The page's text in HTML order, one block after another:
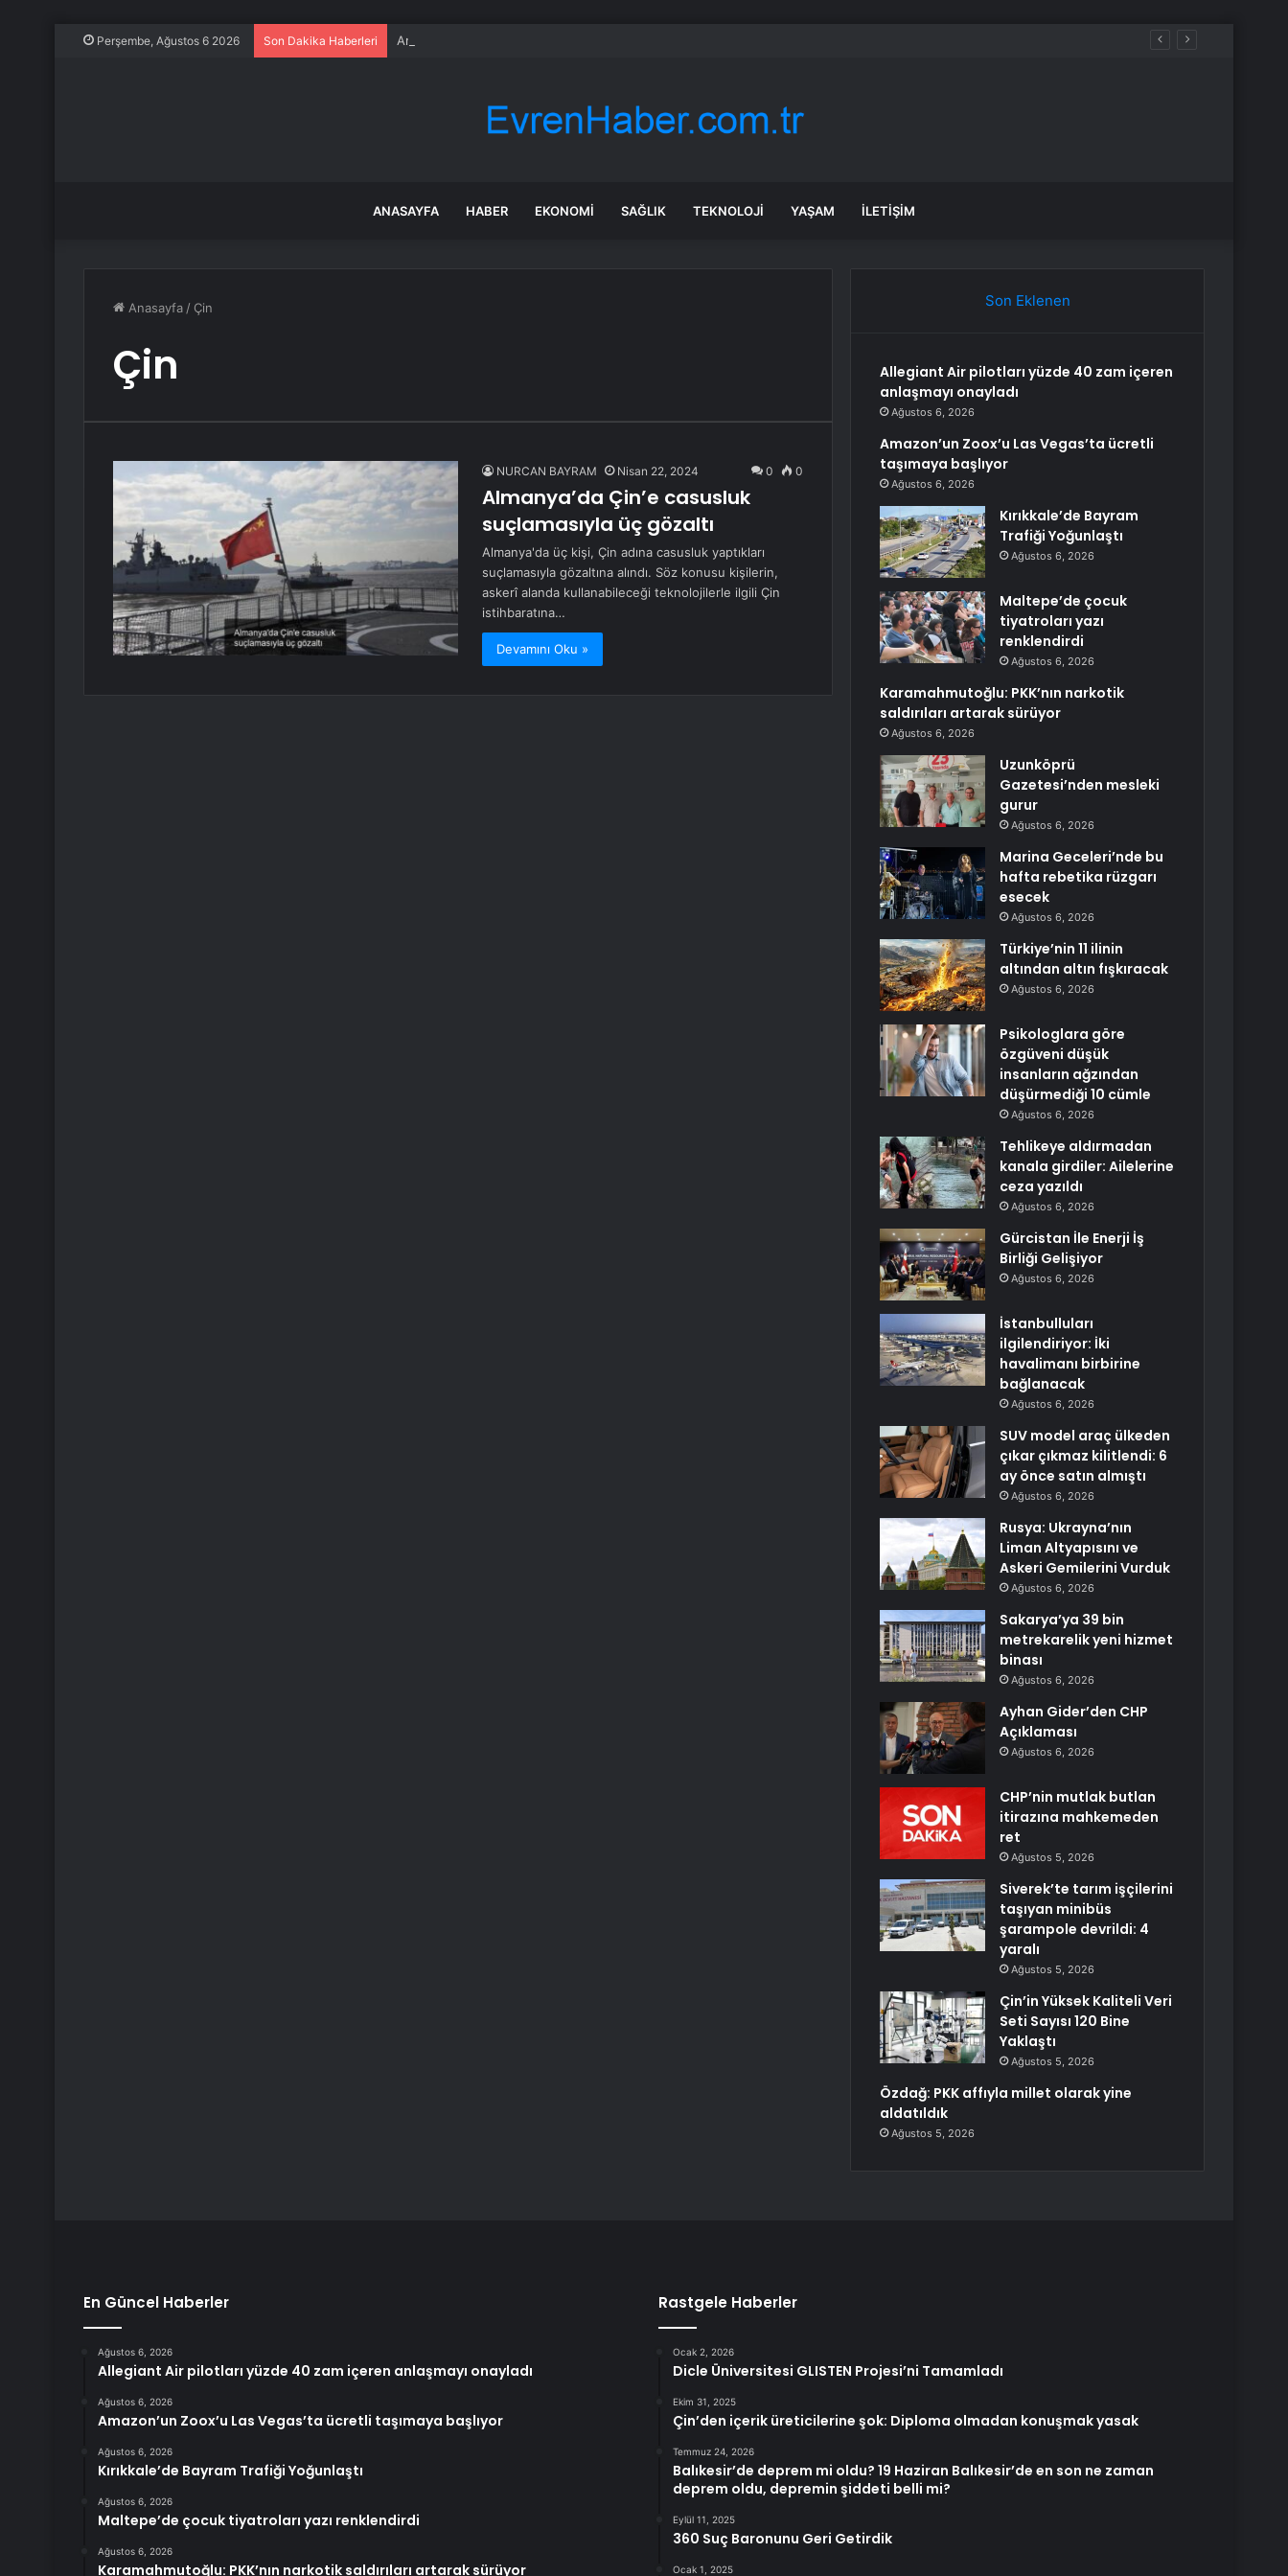
Perşembe, Ağustos 6 2026 Son Dakika Haberleri Amazon’un Zoox’u Las Vegas’ta ücretli taşımaya başlıyor
ANASAYFA HABER EKONOMI SAĞLIK TEKNOLOJI YAŞAM İLETIŞIM
Anasayfa / Çin
Çin
NURCAN BAYRAM Nisan 22, 2024 0 0
Almanya’da Çin’e casusluk
suçlamasıyla üç gözaltı
Almanya'da üç kişi, Çin adına casusluk yaptıkları
suçlamasıyla gözaltına alındı. Söz konusu kişilerin,
askerî alanda kullanabileceği teknolojilerle ilgili Çin
istihbaratına…
Devamını Oku »
Son Eklenen
Allegiant Air pilotları yüzde 40 zam içeren
anlaşmayı onayladı
Ağustos 6, 2026
Amazon’un Zoox’u Las Vegas’ta ücretli
taşımaya başlıyor
Ağustos 6, 2026
Kırıkkale’de Bayram
Trafiği Yoğunlaştı
Ağustos 6, 2026
Maltepe’de çocuk
tiyatroları yazı
renklendirdi
Ağustos 6, 2026
Karamahmutoğlu: PKK’nın narkotik
saldırıları artarak sürüyor
Ağustos 6, 2026
Uzunköprü
Gazetesi’nden mesleki
gurur
Ağustos 6, 2026
Marina Geceleri’nde bu
hafta rebetika rüzgarı
esecek
Ağustos 6, 2026
Türkiye’nin 11 ilinin
altından altın fışkıracak
Ağustos 6, 2026
Psikologlara göre
özgüveni düşük
insanların ağzından
düşürmediği 10 cümle
Ağustos 6, 2026
Tehlikeye aldırmadan
kanala girdiler: Ailelerine
ceza yazıldı
Ağustos 6, 2026
Gürcistan İle Enerji İş
Birliği Gelişiyor
Ağustos 6, 2026
İstanbulluları
ilgilendiriyor: İki
havalimanı birbirine
bağlanacak
Ağustos 6, 2026
SUV model araç ülkeden
çıkar çıkmaz kilitlendi: 6
ay önce satın almıştı
Ağustos 6, 2026
Rusya: Ukrayna’nın
Liman Altyapısını ve
Askeri Gemilerini Vurduk
Ağustos 6, 2026
Sakarya’ya 39 bin
metrekarelik yeni hizmet
binası
Ağustos 6, 2026
Ayhan Gider’den CHP
Açıklaması
Ağustos 6, 2026
CHP’nin mutlak butlan
itirazına mahkemeden
ret
Ağustos 5, 2026
Siverek’te tarım işçilerini
taşıyan minibüs
şarampole devrildi: 4
yaralı
Ağustos 5, 2026
Çin’in Yüksek Kaliteli Veri
Seti Sayısı 120 Bine
Yaklaştı
Ağustos 5, 2026
Özdağ: PKK affıyla millet olarak yine
aldatıldık
Ağustos 5, 2026
En Güncel Haberler
Ağustos 6, 2026
Allegiant Air pilotları yüzde 40 zam içeren anlaşmayı onayladı
Ağustos 6, 2026
Amazon’un Zoox’u Las Vegas’ta ücretli taşımaya başlıyor
Ağustos 6, 2026
Kırıkkale’de Bayram Trafiği Yoğunlaştı
Ağustos 6, 2026
Maltepe’de çocuk tiyatroları yazı renklendirdi
Ağustos 6, 2026
Karamahmutoğlu: PKK’nın narkotik saldırıları artarak sürüyor
Rastgele Haberler
Ocak 2, 2026
Dicle Üniversitesi GLISTEN Projesi’ni Tamamladı
Ekim 31, 2025
Çin’den içerik üreticilerine şok: Diploma olmadan konuşmak yasak
Temmuz 24, 2026
Balıkesir’de deprem mi oldu? 19 Haziran Balıkesir’de en son ne zaman
deprem oldu, depremin şiddeti belli mi?
Eylül 11, 2025
360 Suç Baronunu Geri Getirdik
Ocak 1, 2025